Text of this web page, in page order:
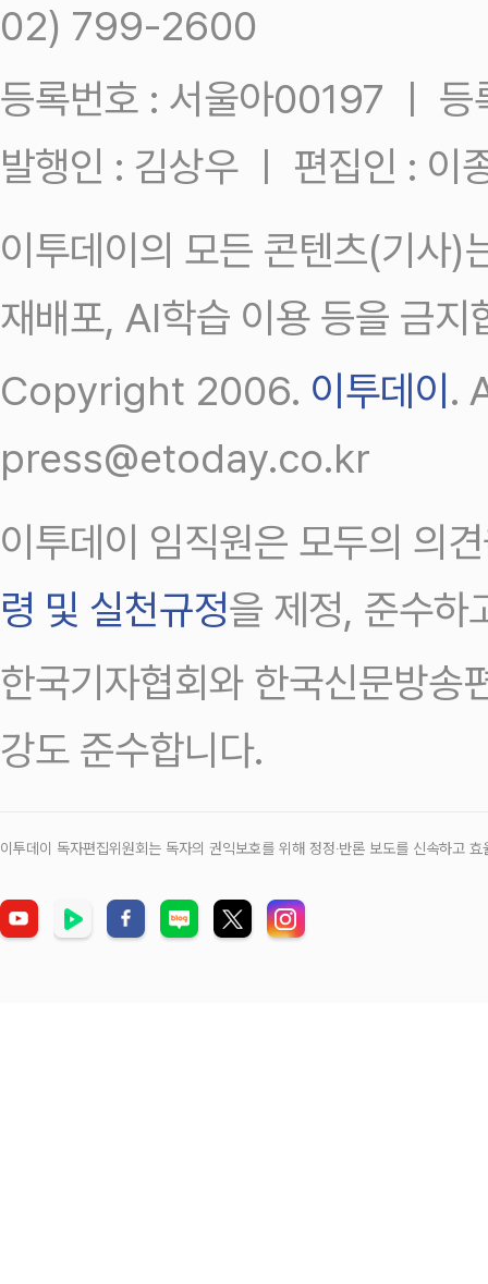
02) 799-2600
등록번호 : 서울아00197 ㅣ
발행인 : 김상우 ㅣ 편집인 : 이
이투데이의 모든 콘텐츠(기사)
재배포, AI학습 이용 등을 금지
Copyright 2006. 이투데이 .
press@etoday.co.kr
이투데이 임직원은 모두의 의
령 및 실천규정을 제정, 준수하
한국기자협회와 한국신문방송
강도 준수합니다.
이투데이 독자편집위원회는 독자의 권익보호를 위해 정정‧반론 보도를 신속하고